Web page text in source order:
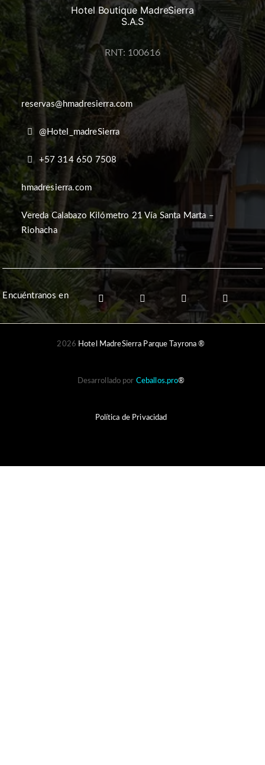
Hotel Boutique MadreSierra
S.A.S
RNT: 100616
reservas@hmadresierra.com
@Hotel_madreSierra
+57 314 650 7508
hmadresierra.com
Vereda Calabazo Kilómetro 21 Vía Santa Marta –
Riohacha
Encuéntranos en
2026 Hotel MadreSierra Parque Tayrona ®
Desarrollado por Ceballos.pro®
Política de Privacidad